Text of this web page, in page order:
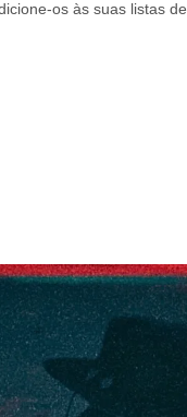
os às suas listas